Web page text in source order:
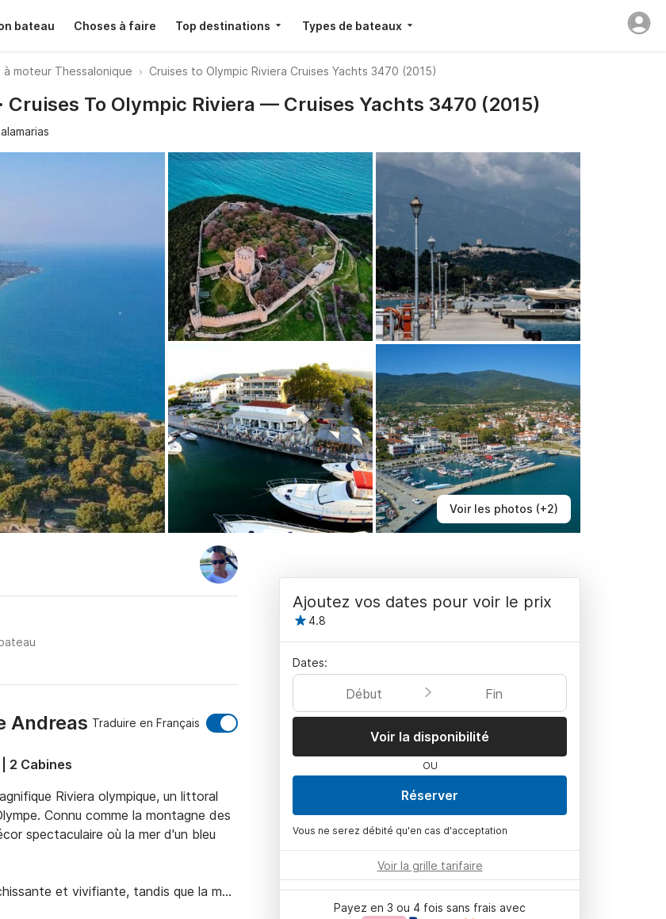
bateau Choses à faire Top destinations Types de bateaux
à moteur Thessalonique Cruises to Olympic Riviera Cruises Yachts 3470 (2015)
Voir les photos (+2)
Cruises To Olympic Riviera — Cruises Yachts 3470 (2015)
Andreas Traduire en Français
2 Cabines
Riviera olympique, un littoral
Connu comme la montagne des
spectaculaire où la mer d'un bleu
et vivifiante, tandis que la mer
Ajoutez vos dates pour voir le prix
4.8
Dates:
Début Fin
Voir la disponibilité
OU
Réserver
Vous ne serez débité qu'en cas d'acceptation
Voir la grille tarifaire
Payez en 3 ou 4 fois sans frais avec